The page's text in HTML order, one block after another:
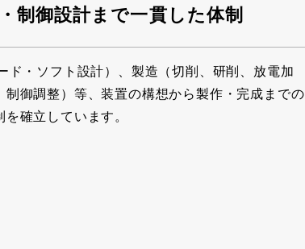
制御設計まで一貫した体制
ド・ソフト設計）、製造（切削、研削、放電加
御調整）等、装置の構想から製作・完成までの
確立しています。